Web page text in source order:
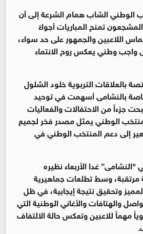
الوطني الشاب همام الشرعة إلى أن
تمنح المباريات أجواءً
اللاعبين والجمهور على حد سواء،
واجب وطني يعكس روح الانتماء
بالعلاقات التربوية خلود الشلول
بالنشامى أسهمت في توحيد
جزءاً من الاحتفالات والفعاليات
الوطني يمثل مصدر فخر لجميع
إلى دعم المنتخب الوطني في
غدا الأربعاء نظيره
وسط تطلعات جماهيرية
وتحقيق نتيجة إيجابية، في ظل
والهتافات والأغاني الوطنية التي
مهماً للاعبين وتعكس حالة الالتفاف